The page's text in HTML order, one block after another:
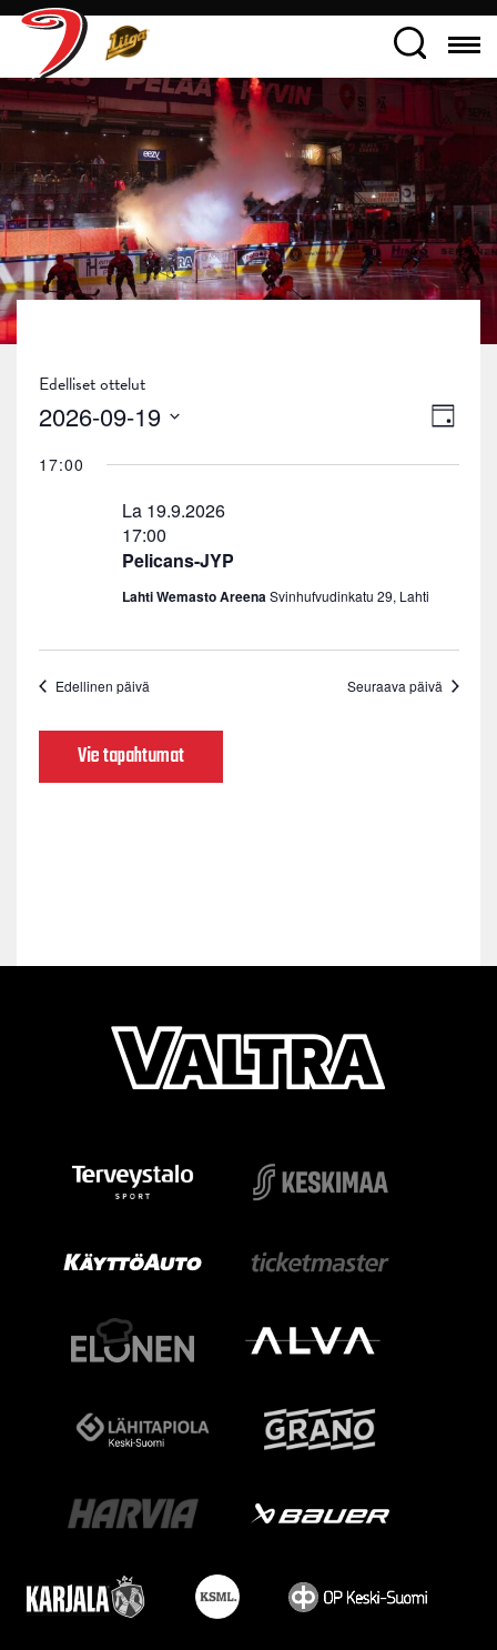
Edelliset ottelut
Päivä
2026-09-19
päivä.
17:00
Pelicans-JYP
La 19.9.2026
17:00
Lahti Wemasto AreenaSvinhufvudinkatu 29, Lahti
Edellinen päivä Seuraava päivä
Vie tapahtumat